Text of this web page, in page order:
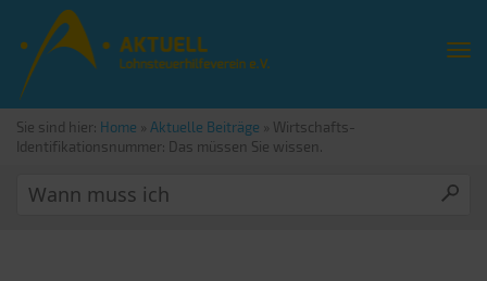
Sie sind hier: Home » Aktuelle Beiträge » Wirtschafts-
Identifikationsnummer: Das müssen Sie wissen.